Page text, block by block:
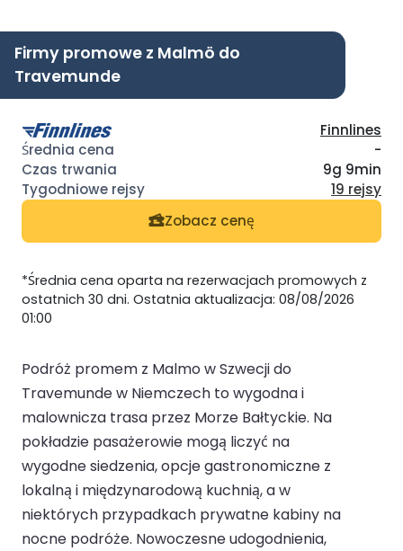
Firmy promowe z Malmö do
Travemunde
Finnlines
-
9g 9min
19 rejsy
Zobacz cenę
*Średnia cena oparta na rezerwacjach promowych z
ostatnich 30 dni. Ostatnia aktualizacja: 08/08/2026
01:00
Podróż promem z Malmo w Szwecji do
Travemunde w Niemczech to wygodna i
malownicza trasa przez Morze Bałtyckie. Na
pokładzie pasażerowie mogą liczyć na
wygodne siedzenia, opcje gastronomiczne z
lokalną i międzynarodową kuchnią, a w
niektórych przypadkach prywatne kabiny na
nocne podróże. Nowoczesne udogodnienia,